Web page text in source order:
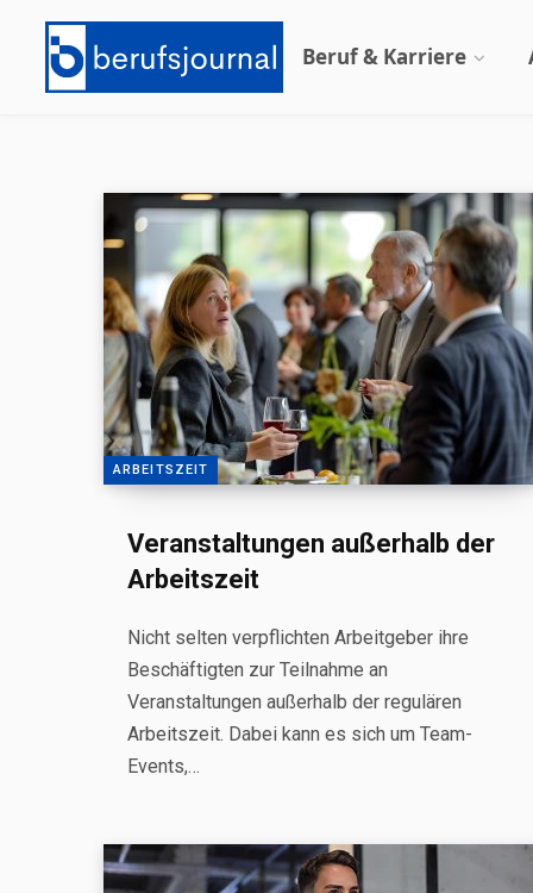
Beruf & Karriere
ARBEITSZEIT
Veranstaltungen außerhalb der
Arbeitszeit
Nicht selten verpflichten Arbeitgeber ihre
Beschäftigten zur Teilnahme an
Veranstaltungen außerhalb der regulären
Arbeitszeit. Dabei kann es sich um Team-
Events,…